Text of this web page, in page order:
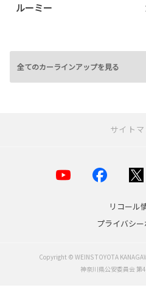
ルーミー
全てのカーラインアップを見る
サイト
鎌倉・湘南エリア
リコール
プライバシ
Copyright © WEINS TOYOTA
神奈川県公安委員会